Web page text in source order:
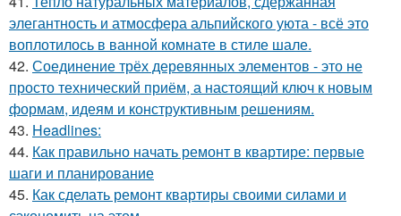
элегантность и атмосфера альпийского уюта - всё это
воплотилось в ванной комнате в стиле шале.
42. Соединение трёх деревянных элементов - это не
просто технический приём, а настоящий ключ к новым
формам, идеям и конструктивным решениям.
43. Headlines:
44. Как правильно начать ремонт в квартире: первые
шаги и планирование
45. Как сделать ремонт квартиры своими силами и